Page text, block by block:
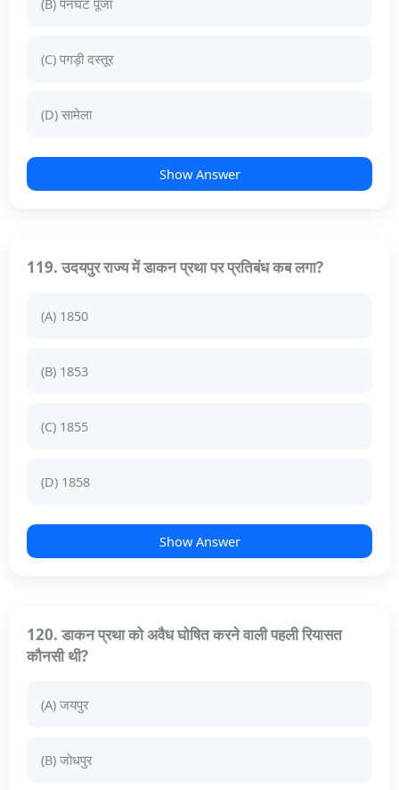
(C) पगड़ी दस्तूर
(D) सामेला
Show Answer
119. उदयपुर राज्य में डाकन प्रथा पर प्रतिबंध कब लगा?
(A) 1850
(B) 1853
(C) 1855
(D) 1858
Show Answer
120. डाकन प्रथा को अवैध घोषित करने वाली पहली रियासत
कौनसी थी?
(A) जयपुर
(B) जोधपुर